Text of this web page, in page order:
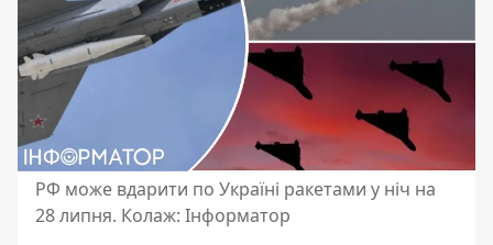
РФ може вдарити по Україні ракетами у ніч на
28 липня. Колаж: Інформатор